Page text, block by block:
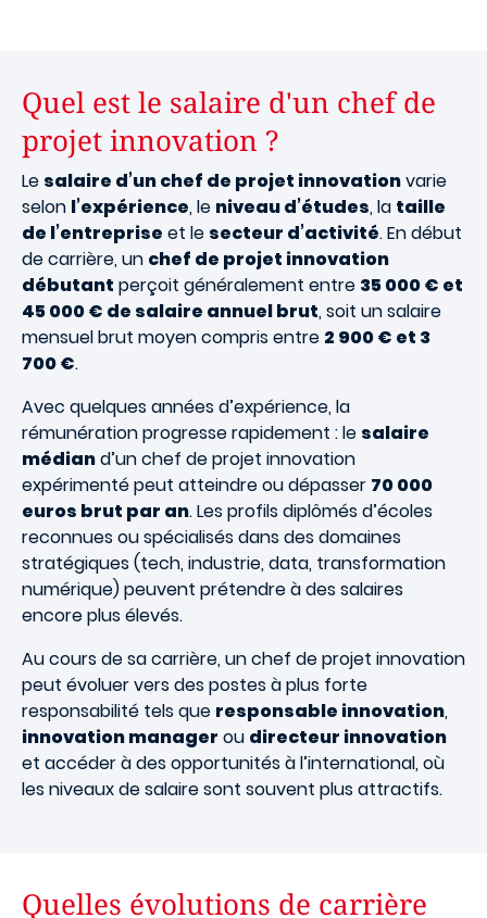
Quel est le salaire d'un chef de
projet innovation ?
Le salaire d’un chef de projet innovationvarie
selon l’expérience, le niveau d’études, la taille
de l’entreprise et le secteur d’activité. En début
de carrière, un chef de projet innovation
débutant perçoit généralement entre 35 000 € et
45 000 € de salaire annuel brut, soit un salaire
mensuel brut moyen compris entre 2 900 € et 3
700 €.
Avec quelques années d’expérience, la
rémunération progresse rapidement : le salaire
médiand’un chef de projet innovation
expérimenté peut atteindre ou dépasser 70 000
euros brut par an. Les profils diplômés d’écoles
reconnues ou spécialisés dans des domaines
stratégiques (tech, industrie, data, transformation
numérique) peuvent prétendre à des salaires
encore plus élevés.
Au cours de sa carrière, un chef de projet innovation
peut évoluer vers des postes à plus forte
responsabilité tels que responsable innovation,
innovation manager ou directeur innovation
et accéder à des opportunités à l’international, où
les niveaux de salaire sont souvent plus attractifs.
Quelles évolutions de carrière